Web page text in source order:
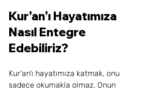
Kur'an'ı Hayatımıza
Nasıl Entegre
Edebiliriz?
Kur'an'ı hayatımıza katmak, onu
sadece okumakla olmaz. Onun